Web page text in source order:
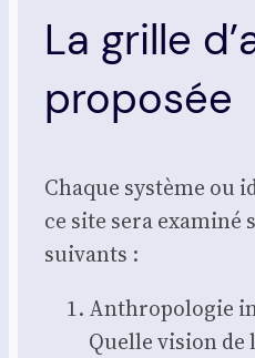
La grille
proposée
Chaque sys­tème ou
ce site sera exa­mi­né
sui­vants :
Anthro­po­lo­gie
Quelle vision de